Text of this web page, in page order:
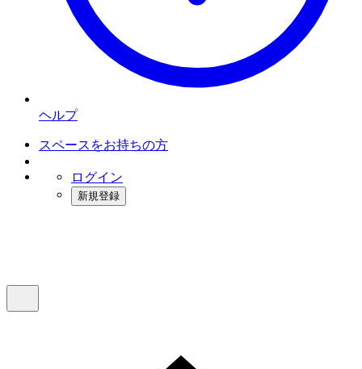
ヘルプ
スペースをお持ちの方
ログイン
新規登録